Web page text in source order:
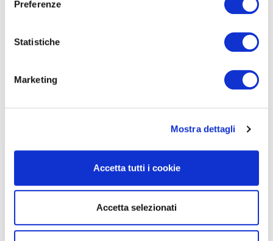
Preferenze
Statistiche
Marketing
Mostra dettagli
Accetta tutti i cookie
Accetta selezionati
Il caffè d’orzo non ha caffeina e non disturba il sonno (depositphotos.com)
L’orzo in estate èideale perinsalate fredde,grazie alla
consistenza leggermente più rustica e compatta permette infatti
di creare piatti freschi ma sazianti. Una versione mediterranea può